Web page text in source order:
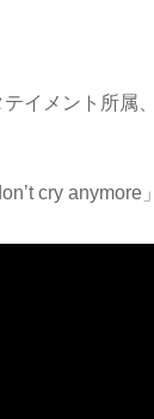
イメント所属
cry anymore